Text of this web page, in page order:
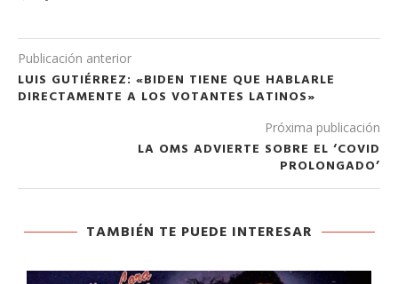
Publicación anterior
LUIS GUTIÉRREZ: «BIDEN TIENE QUE HABLARLE
DIRECTAMENTE A LOS VOTANTES LATINOS»
Próxima publicación
LA OMS ADVIERTE SOBRE EL ‘COVID
PROLONGADO’
TAMBIÉN TE PUEDE INTERESAR